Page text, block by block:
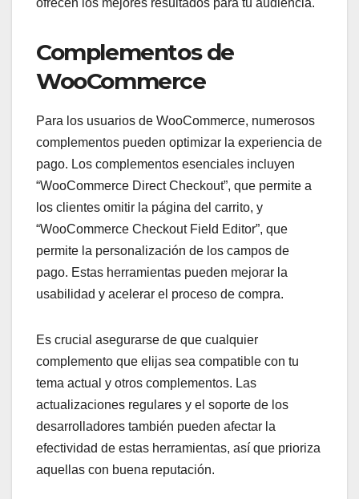
ofrecen los mejores resultados para tu audiencia.
Complementos de
WooCommerce
Para los usuarios de WooCommerce, numerosos
complementos pueden optimizar la experiencia de
pago. Los complementos esenciales incluyen
“WooCommerce Direct Checkout”, que permite a
los clientes omitir la página del carrito, y
“WooCommerce Checkout Field Editor”, que
permite la personalización de los campos de
pago. Estas herramientas pueden mejorar la
usabilidad y acelerar el proceso de compra.
Es crucial asegurarse de que cualquier
complemento que elijas sea compatible con tu
tema actual y otros complementos. Las
actualizaciones regulares y el soporte de los
desarrolladores también pueden afectar la
efectividad de estas herramientas, así que prioriza
aquellas con buena reputación.